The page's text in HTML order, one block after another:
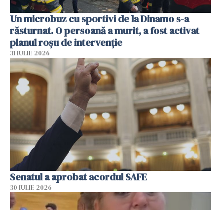
Un microbuz cu sportivi de la Dinamo s-a
răsturnat. O persoană a murit, a fost activat
planul roșu de intervenție
31 IULIE 2026
Senatul a aprobat acordul SAFE
30 IULIE 2026